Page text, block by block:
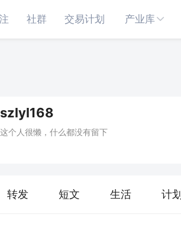
社群 交易计划 产业库
szlyl168
这个人很懒，什么都没有留下
转发 短文 生活 计划